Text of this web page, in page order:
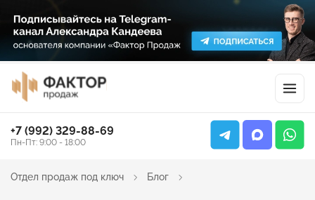
+7 (992) 329-88-69
Пн-Пт: 9:00 - 18:00
Отдел продаж под ключ Блог